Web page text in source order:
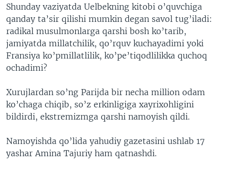
Shunday vaziyatda Uelbekning kitobi o’quvchiga
qanday ta’sir qilishi mumkin degan savol tug’iladi:
radikal musulmonlarga qarshi bosh ko’tarib,
jamiyatda millatchilik, qo’rquv kuchayadimi yoki
Fransiya ko’pmillatlilik, ko’pe’tiqodlilikka quchoq
ochadimi?
Xurujlardan so’ng Parijda bir necha million odam
ko’chaga chiqib, so’z erkinligiga xayrixohligini
bildirdi, ekstremizmga qarshi namoyish qildi.
Namoyishda qo’lida yahudiy gazetasini ushlab 17
yashar Amina Tajuriy ham qatnashdi.